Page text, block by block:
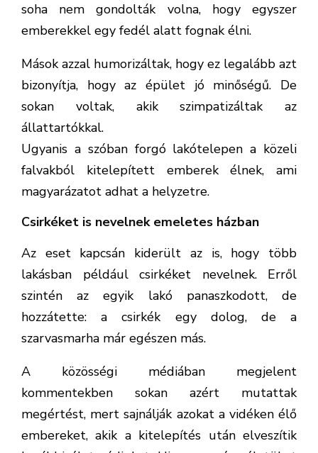
soha nem gondolták volna, hogy egyszer
emberekkel egy fedél alatt fognak élni.
Mások azzal humorizáltak, hogy ez legalább azt
bizonyítja, hogy az épület jó minőségű. De
sokan voltak, akik szimpatizáltak az
állattartókkal.
Ugyanis a szóban forgó lakótelepen a közeli
falvakból kitelepített emberek élnek, ami
magyarázatot adhat a helyzetre.
Csirkéket is nevelnek emeletes házban
Az eset kapcsán kiderült az is, hogy több
lakásban például csirkéket nevelnek. Erről
szintén az egyik lakó panaszkodott, de
hozzátette: a csirkék egy dolog, de a
szarvasmarha már egészen más.
A közösségi médiában megjelent
kommentekben sokan azért mutattak
megértést, mert sajnálják azokat a vidéken élő
embereket, akik a kitelepítés után elveszítik